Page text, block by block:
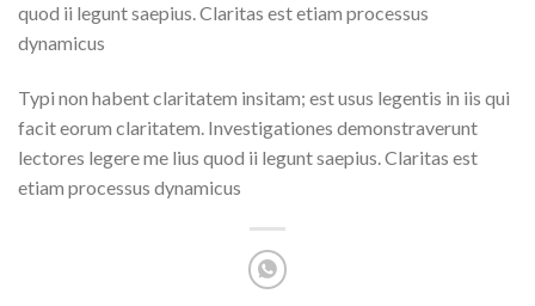
quod ii legunt saepius. Claritas est etiam processus
dynamicus
Typi non habent claritatem insitam; est usus legentis in iis qui
facit eorum claritatem. Investigationes demonstraverunt
lectores legere me lius quod ii legunt saepius. Claritas est
etiam processus dynamicus